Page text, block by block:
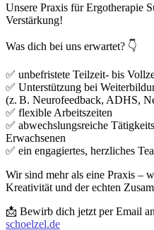
Unsere Praxis für Ergotherapie
Verstärkung!
Was dich bei uns erwartet? 👇
✅ unbefristete Teilzeit- bis
✅ Unterstützung bei
(z. B. Neurofeedback, ADHS,
✅ flexible Arbeitszeiten
✅ abwechslungsreiche
Erwachsenen
✅ ein engagiertes, herzliches
Wir sind mehr als eine Praxis –
Kreativität und der echten
📩 Bewirb dich jetzt per Email
schoelzel.de